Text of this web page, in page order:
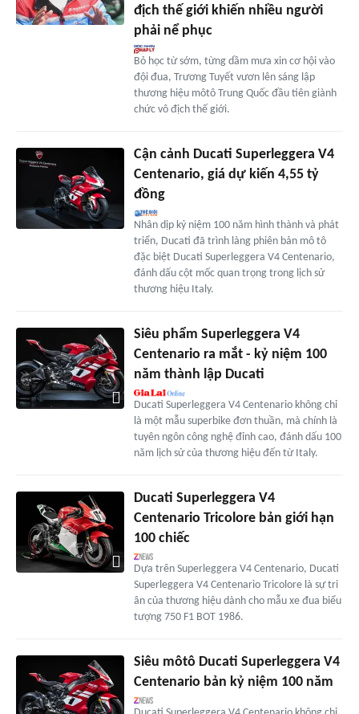
địch thế giới khiến nhiều người
phải nể phục
Bỏ học từ sớm, từng dầm mưa xin cơ hội vào
đội đua, Trương Tuyết vươn lên sáng lập
thương hiệu môtô Trung Quốc đầu tiên giành
chức vô địch thế giới.
Cận cảnh Ducati Superleggera V4
Centenario, giá dự kiến 4,55 tỷ
đồng
Nhân dịp kỷ niệm 100 năm hình thành và phát
triển, Ducati đã trình làng phiên bản mô tô
đặc biệt Ducati Superleggera V4 Centenario,
đánh dấu cột mốc quan trọng trong lịch sử
thương hiệu Italy.
Siêu phẩm Superleggera V4
Centenario ra mắt - kỷ niệm 100
năm thành lập Ducati
Ducati Superleggera V4 Centenario không chỉ
là một mẫu superbike đơn thuần, mà chính là
tuyên ngôn công nghệ đỉnh cao, đánh dấu 100
năm lịch sử của thương hiệu đến từ Italy.
Ducati Superleggera V4
Centenario Tricolore bản giới hạn
100 chiếc
Dựa trên Superleggera V4 Centenario, Ducati
Superleggera V4 Centenario Tricolore là sự tri
ân của thương hiệu dành cho mẫu xe đua biểu
tượng 750 F1 BOT 1986.
Siêu môtô Ducati Superleggera V4
Centenario bản kỷ niệm 100 năm